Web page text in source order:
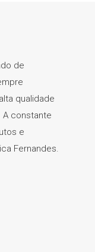
de
qualidade
A constante
e
Fernandes.